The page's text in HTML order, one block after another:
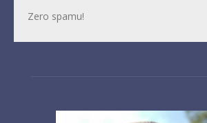
Zero spamu!